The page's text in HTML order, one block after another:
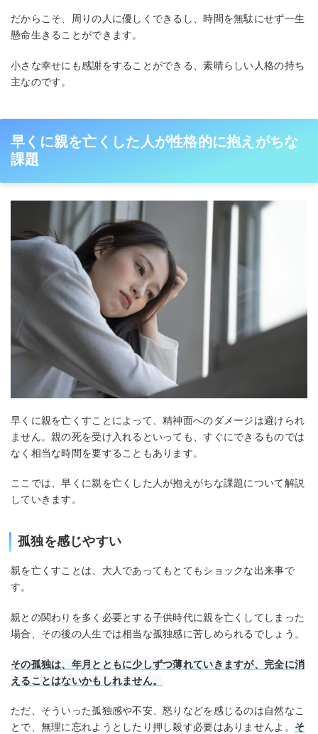
だからこそ、周りの人に優しくできるし、時間を無駄にせず一生
懸命生きることができます。
小さな幸せにも感謝をすることができる、素晴らしい人格の持ち
主なのです。
早くに親を亡くした人が性格的に抱えがちな
課題
早くに親を亡くすことによって、精神面へのダメージは避けられ
ません。親の死を受け入れるといっても、すぐにできるものでは
なく相当な時間を要することもあります。
ここでは、早くに親を亡くした人が抱えがちな課題について解説
していきます。
孤独を感じやすい
親を亡くすことは、大人であってもとてもショックな出来事で
す。
親との関わりを多く必要とする子供時代に親を亡くしてしまった
場合、その後の人生では相当な孤独感に苦しめられるでしょう。
その孤独は、年月とともに少しずつ薄れていきますが、完全に消
えることはないかもしれません。
ただ、そういった孤独感や不安、怒りなどを感じるのは自然なこ
とで、無理に忘れようとしたり押し殺す必要はありませんよ。 そ